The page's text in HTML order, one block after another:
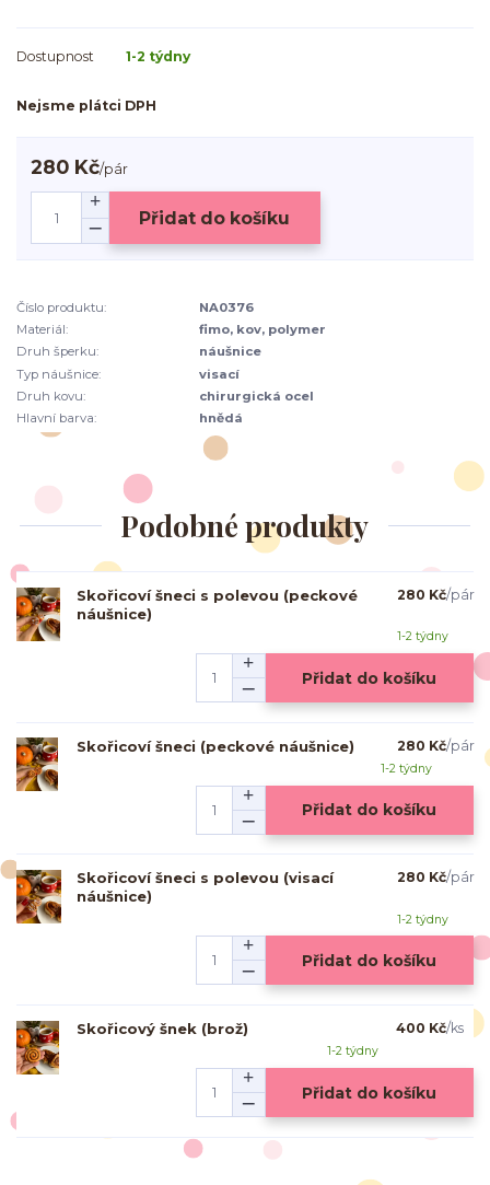
Dostupnost 1-2 týdny
Nejsme plátci DPH
280 Kč/pár
Přidat do košíku
Číslo produktu:
NA0376
Materiál:
fimo, kov, polymer
Druh šperku:
náušnice
Typ náušnice:
visací
Druh kovu:
chirurgická ocel
Hlavní barva:
hnědá
Podobné produkty
Skořicoví šneci s polevou (peckové
náušnice)
280 Kč/pár
1-2 týdny
Přidat do košíku
Skořicoví šneci (peckové náušnice) 280 Kč/pár
1-2 týdny
Přidat do košíku
Skořicoví šneci s polevou (visací
náušnice)
280 Kč/pár
1-2 týdny
Přidat do košíku
Skořicový šnek (brož) 400 Kč/ks
1-2 týdny
Přidat do košíku